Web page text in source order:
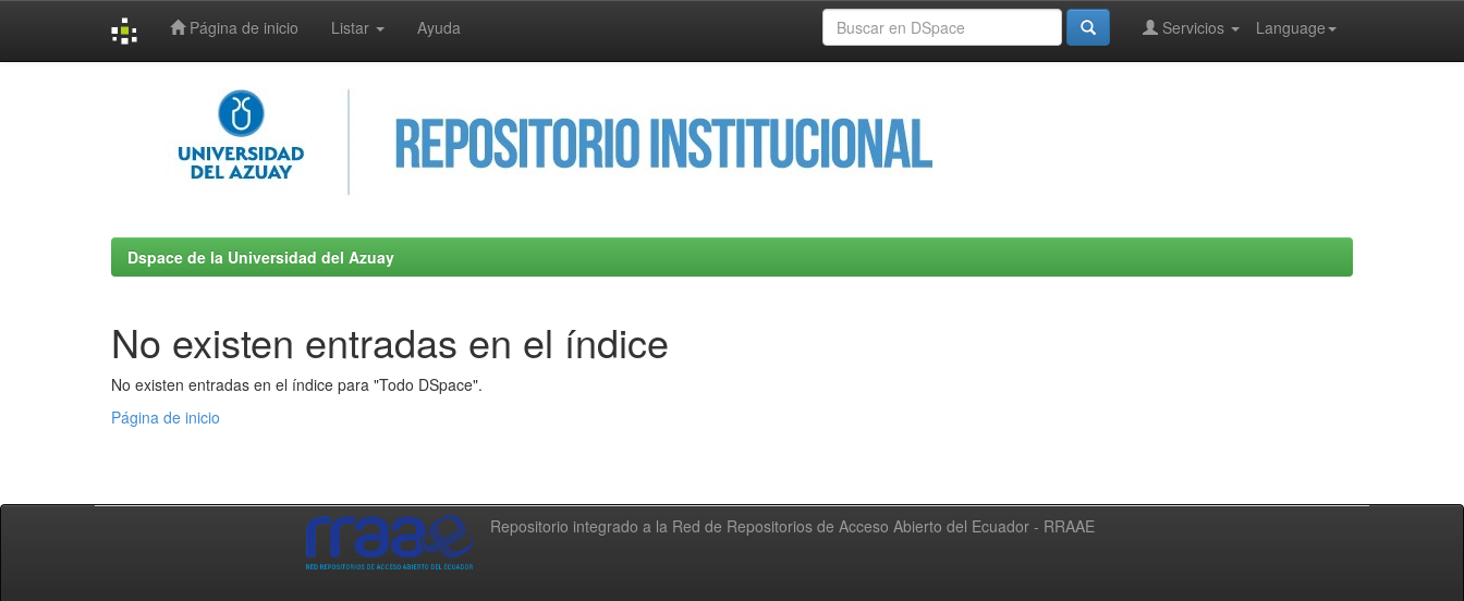
Página de inicio Listar Ayuda Language
Servicios
Dspace de la Universidad del Azuay
No existen entradas en el índice
No existen entradas en el índice para "Todo DSpace".
Página de inicio
Repositorio integrado a la Red de Repositorios de Acceso Abierto del Ecuador - RRAAE